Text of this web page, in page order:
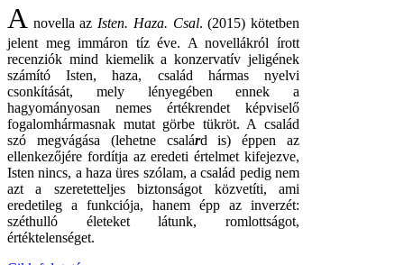
A novella az Isten. Haza. Csal. (2015) kötetben
jelent meg immáron tíz éve. A novellákról írott
recenziók mind kiemelik a konzervatív jeligének
számító Isten, haza, család hármas nyelvi
csonkítását, mely lényegében ennek a
hagyományosan nemes értékrendet képviselő
fogalomhármasnak mutat görbe tükröt. A család
szó megvágása (lehetne csalárd is) éppen az
ellenkezőjére fordítja az eredeti értelmet kifejezve,
Isten nincs, a haza üres szólam, a család pedig nem
azt a szeretetteljes biztonságot közvetíti, ami
eredetileg a funkciója, hanem épp az inverzét:
széthulló életeket látunk, romlottságot,
értéktelenséget.